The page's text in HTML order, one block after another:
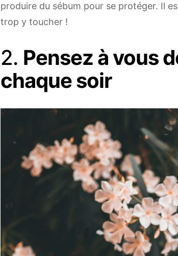
produire du sébum pour se protéger. Il
trop y toucher !
2. Pensez à vous
chaque soir